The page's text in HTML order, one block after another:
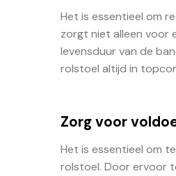
Het is essentieel om
zorgt niet alleen voor
levensduur van de
rolstoel altijd in
Zorg voor
Het is essentieel om
rolstoel. Door ervoor